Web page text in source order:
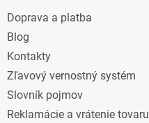
Doprava a platba
Blog
Kontakty
Zľavový vernostný systém
Slovník pojmov
Reklamácie a vrátenie tovaru